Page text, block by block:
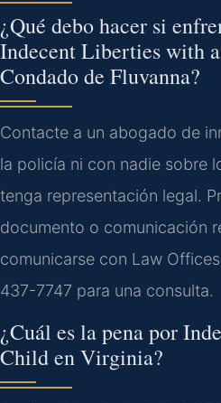
¿Qué debo hacer si
Indecent Liberties with
Condado de Fluvanna?
Contacte a un abogado de
la policía ni con nadie sobre
tenga representación legal.
documento o comunicación
comunicarse con Law
437-7747 para una consulta.
¿Cuál es la pena por
Child en Virginia?